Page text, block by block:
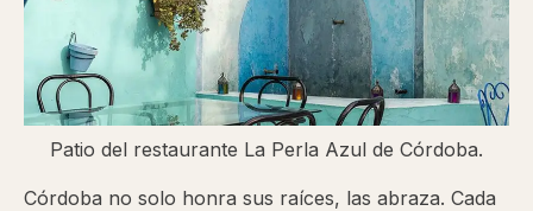
Patio del restaurante La Perla Azul de Córdoba.
Córdoba no solo honra sus raíces, las abraza. Cada